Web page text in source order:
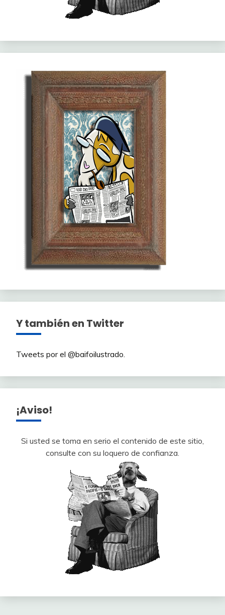
Y también en Twitter
Tweets por el @baifoilustrado.
¡Aviso!
Si usted se toma en serio el contenido de este sitio,
consulte con su loquero de confianza.